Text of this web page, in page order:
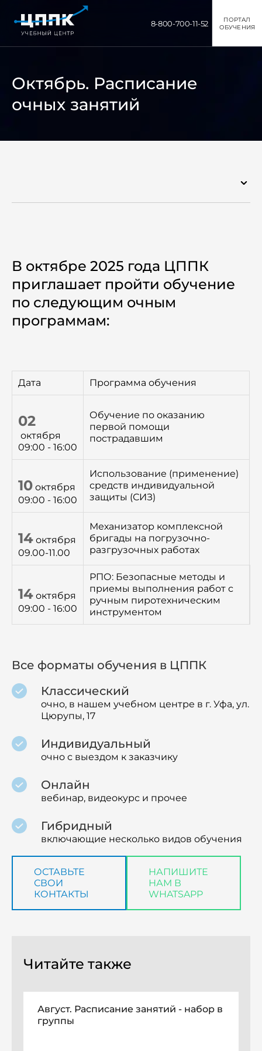
8-800-700-11-52
ПОРТАЛ
ОБУЧЕНИЯ
Октябрь. Расписание
очных занятий
Семинары
Статьи
В октябре 2025 года ЦППК
приглашает пройти обучение
по следующим очным
программам:
Дата Программа обучения
02
октября
09:00 - 16:00
Обучение по оказанию
первой помощи
пострадавшим
10 октября
09:00 - 16:00
Использование (применение)
средств индивидуальной
защиты (СИЗ)
14 октября
09.00-11.00
Механизатор комплексной
бригады на погрузочно-
разгрузочных работах
14 октября
09:00 - 16:00
РПО: Безопасные методы и
приемы выполнения работ с
ручным пиротехническим
инструментом
Все форматы обучения в ЦППК
Классический
очно, в нашем учебном центре в г. Уфа, ул.
Цюрупы, 17
Индивидуальный
очно с выездом к заказчику
Онлайн
вебинар, видеокурс и прочее
Гибридный
включающие несколько видов обучения
ОСТАВЬТЕ
СВОИ
КОНТАКТЫ
НАПИШИТЕ
НАМ В
WHATSAPP
Читайте также
Август. Расписание занятий - набор в
группы